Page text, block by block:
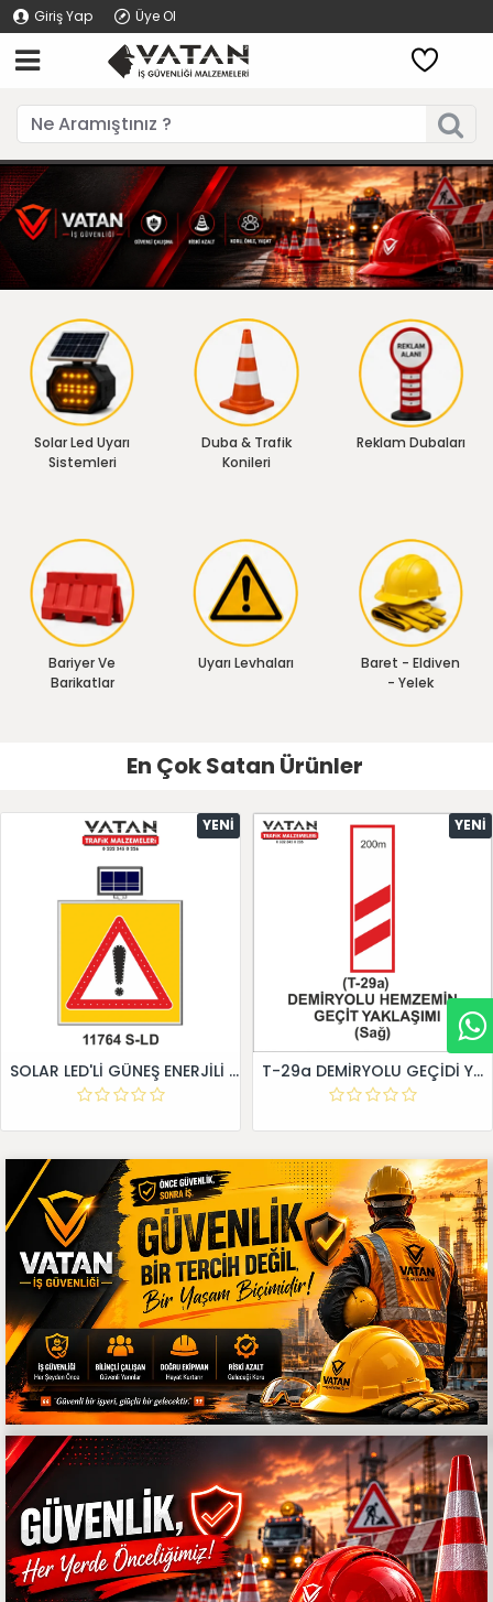
Giriş Yap Üye Ol
Solar Led Uyarı
Sistemleri
Duba & Trafik
Konileri
Reklam Dubaları
Bariyer Ve
Barikatlar
Uyarı Levhaları
Baret - Eldiven
- Yelek
En Çok Satan Ürünler
YENI
SOLAR LED'Lİ GÜNEŞ ENERJİLİ LEVHA
YENI
T-29a DEMİRYOLU GEÇİDİ YAKLAŞIM LEVHALARI (Sağ)